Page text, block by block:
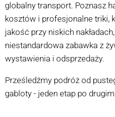
globalny transport. Poznasz
kosztów i profesjonalne triki,
jakość przy niskich
niestandardowa zabawka z
wystawienia i odsprzedaży.
Prześledźmy podróż od
gabloty - jeden etap po